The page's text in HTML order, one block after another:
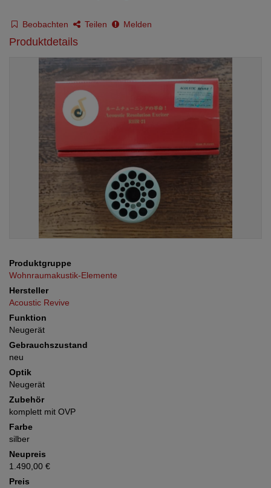
Beobachten Teilen Melden
Produktdetails
Produktgruppe
Wohnraumakustik-Elemente
Hersteller
Acoustic Revive
Funktion
Neugerät
Gebrauchszustand
neu
Optik
Neugerät
Zubehör
komplett mit OVP
Farbe
silber
Neupreis
1.490,00 €
Preis